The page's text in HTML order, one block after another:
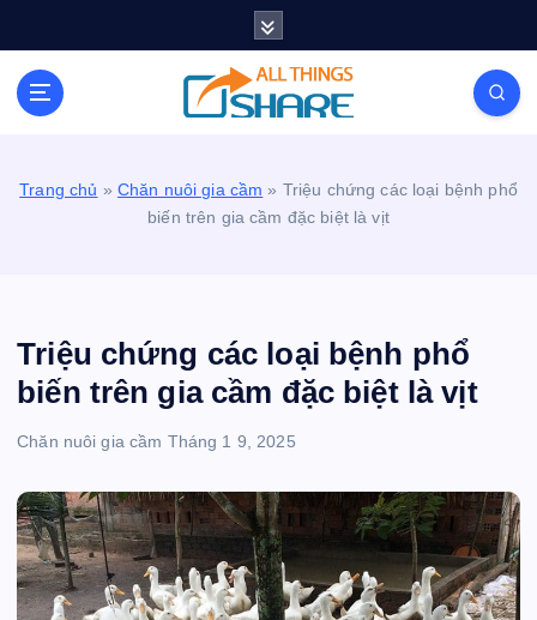
Personal Blog | Knowledge | Technology | Tips |
Pets | Life
Trang chủ » Chăn nuôi gia cầm » Triệu chứng các loại bệnh phổ
biến trên gia cầm đặc biệt là vịt
Triệu chứng các loại bệnh phổ
biến trên gia cầm đặc biệt là vịt
Chăn nuôi gia cầm Tháng 1 9, 2025